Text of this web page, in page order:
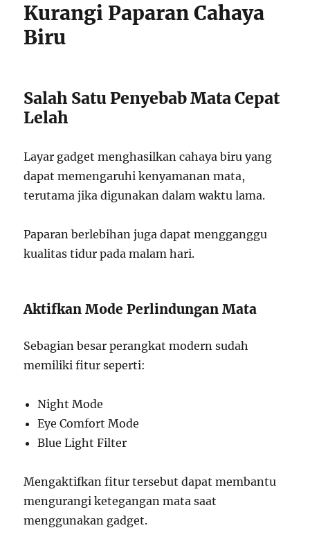
Kurangi Paparan Cahaya
Biru
Salah Satu Penyebab Mata Cepat
Lelah
Layar gadget menghasilkan cahaya biru yang
dapat memengaruhi kenyamanan mata,
terutama jika digunakan dalam waktu lama.
Paparan berlebihan juga dapat mengganggu
kualitas tidur pada malam hari.
Aktifkan Mode Perlindungan Mata
Sebagian besar perangkat modern sudah
memiliki fitur seperti:
Night Mode
Eye Comfort Mode
Blue Light Filter
Mengaktifkan fitur tersebut dapat membantu
mengurangi ketegangan mata saat
menggunakan gadget.